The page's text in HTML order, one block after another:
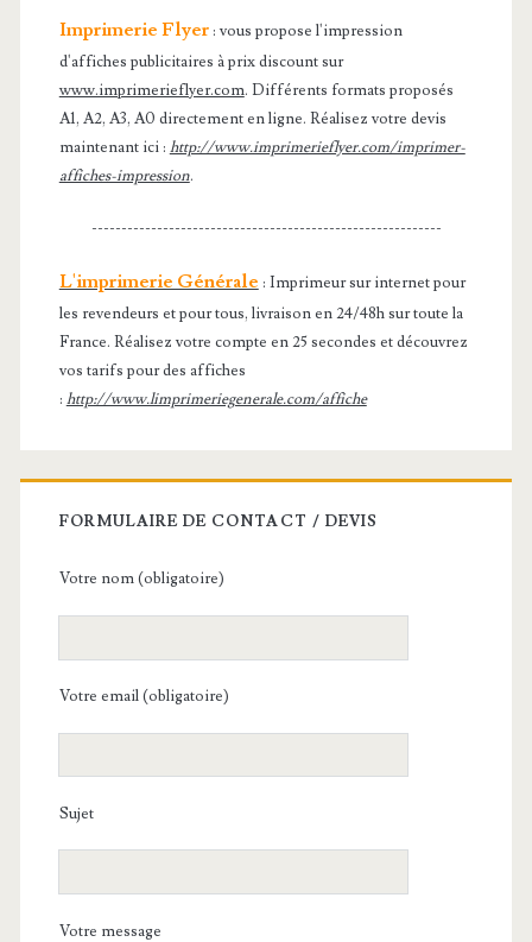
Imprimerie Flyer: vous propose l'impression
d'affiches publicitaires à prix discount sur
www.imprimerieflyer.com. Différents formats proposés
A1, A2, A3, A0 directement en ligne. Réalisez votre devis
maintenant ici : http://www.imprimerieflyer.com/imprimer-
affiches-impression.
-----------------------------------------------------------
L'imprimerie Générale : Imprimeur sur internet pour
les revendeurs et pour tous, livraison en 24/48h sur toute la
France. Réalisez votre compte en 25 secondes et découvrez
vos tarifs pour des affiches
: http://www.limprimeriegenerale.com/affiche
FORMULAIRE DE CONTACT / DEVIS
Votre nom (obligatoire)
Votre email (obligatoire)
Sujet
Votre message